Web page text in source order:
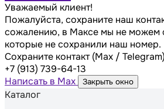
Уважаемый клиент!
Пожалуйста, сохраните наш
сожалению, в Максе мы не можем
которые не сохранили наш номер.
Сохраните контакт (Max / Telegram)
+7 (913) 739-64-13
Написать в Max
Закрыть окно
Каталог